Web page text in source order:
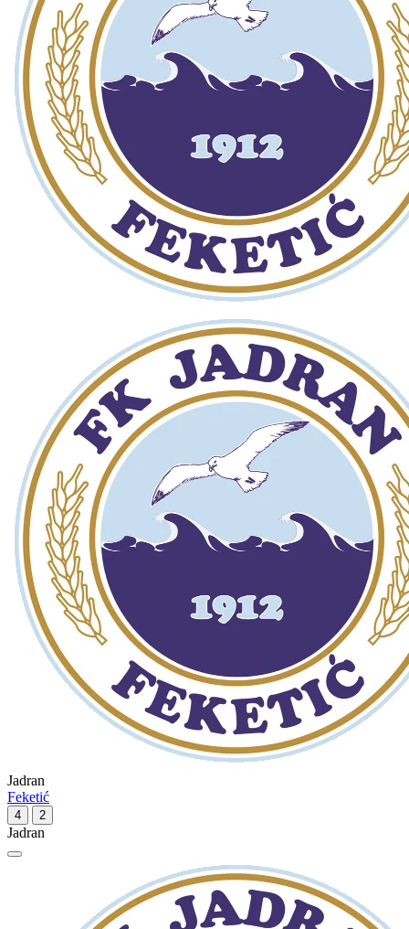
Jadran
Feketić
4 2
Jadran